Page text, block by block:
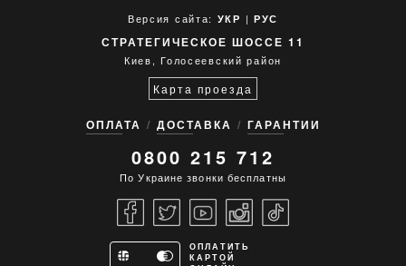
Версия сайта: УКР | РУС
СТРАТЕГИЧЕСКОЕ ШОССЕ 11
Киев, Голосеевский район
Карта проезда
ОПЛАТА ДОСТАВКА ГАРАНТИИ
0800 215 712
По Украине звонки бесплатны
ОПЛАТИТЬ
КАРТОЙ